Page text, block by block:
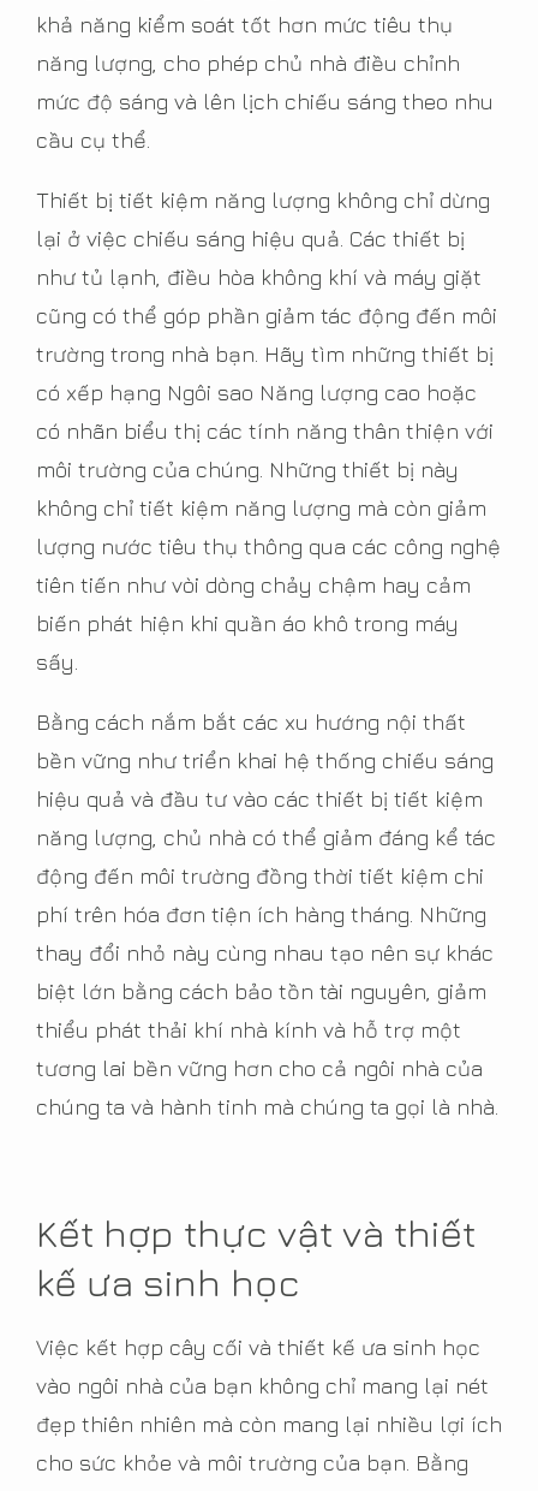
khả năng kiểm soát tốt hơn mức tiêu thụ
năng lượng, cho phép chủ nhà điều chỉnh
mức độ sáng và lên lịch chiếu sáng theo nhu
cầu cụ thể.
Thiết bị tiết kiệm năng lượng không chỉ dừng
lại ở việc chiếu sáng hiệu quả. Các thiết bị
như tủ lạnh, điều hòa không khí và máy giặt
cũng có thể góp phần giảm tác động đến môi
trường trong nhà bạn. Hãy tìm những thiết bị
có xếp hạng Ngôi sao Năng lượng cao hoặc
có nhãn biểu thị các tính năng thân thiện với
môi trường của chúng. Những thiết bị này
không chỉ tiết kiệm năng lượng mà còn giảm
lượng nước tiêu thụ thông qua các công nghệ
tiên tiến như vòi dòng chảy chậm hay cảm
biến phát hiện khi quần áo khô trong máy
sấy.
Bằng cách nắm bắt các xu hướng nội thất
bền vững như triển khai hệ thống chiếu sáng
hiệu quả và đầu tư vào các thiết bị tiết kiệm
năng lượng, chủ nhà có thể giảm đáng kể tác
động đến môi trường đồng thời tiết kiệm chi
phí trên hóa đơn tiện ích hàng tháng. Những
thay đổi nhỏ này cùng nhau tạo nên sự khác
biệt lớn bằng cách bảo tồn tài nguyên, giảm
thiểu phát thải khí nhà kính và hỗ trợ một
tương lai bền vững hơn cho cả ngôi nhà của
chúng ta và hành tinh mà chúng ta gọi là nhà.
Kết hợp thực vật và thiết
kế ưa sinh học
Việc kết hợp cây cối và thiết kế ưa sinh học
vào ngôi nhà của bạn không chỉ mang lại nét
đẹp thiên nhiên mà còn mang lại nhiều lợi ích
cho sức khỏe và môi trường của bạn. Bằng